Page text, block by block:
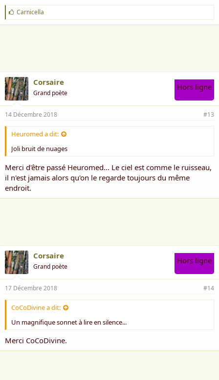
J
'
a
Carnicella
Corsaire
Grand poète
Hors ligne
14 Décembre 2018 #13
Heuromed a dit:
Joli bruit de nuages
Merci d'être passé Heuromed... Le ciel est comme le ruisseau,
il n'est jamais alors qu'on le regarde toujours du même
endroit.
Corsaire
Grand poète
Hors ligne
17 Décembre 2018 #14
CoCoDivine a dit:
Un magnifique sonnet à lire en silence...
Merci CoCoDivine.